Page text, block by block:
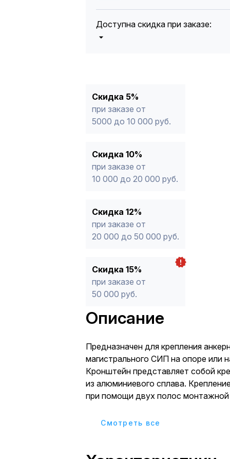
Доступна скидка при заказе:
* -Для заказов, состоящих
продукции, максимальная скидка
Скидка 5%
при заказе от
5000 до 10 000 руб.
Скидка 10%
при заказе от
10 000 до 20 000 руб.
Скидка 12%
при заказе от
20 000 до 50 000 руб.
Скидка 15%
при заказе от
50 000 руб.
Описание
Предназначен для крепления
магистрального СИП на опоре или
Кронштейн представляет собой
из алюминиевого сплава.
при помощи двух полос
или бугелей B 20. Наличие ребер в
Cмотреть все